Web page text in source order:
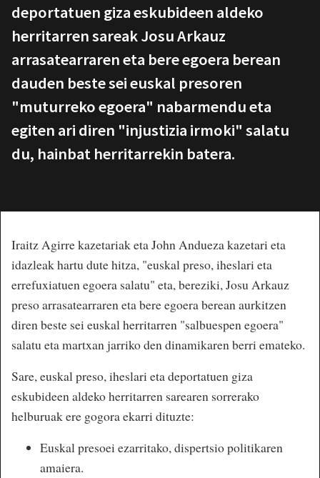
deportatuen giza eskubideen aldeko
herritarren sareak Josu Arkauz
arrasatearraren eta bere egoera berean
dauden beste sei euskal presoren
"muturreko egoera" nabarmendu eta
egiten ari diren "injustizia irmoki" salatu
du, hainbat herritarrekin batera.
Iraitz Agirre kazetariak eta John Andueza kazetari eta
idazleak hartu dute hitza, "euskal preso, iheslari eta
errefuxiatuen egoera salatu" eta, bereziki, Josu Arkauz
preso arrasatearraren eta bere egoera berean aurkitzen
diren beste sei euskal herritarren "salbuespen egoera"
salatu eta martxan jarriko den dinamikaren berri emateko.
Sare, euskal preso, iheslari eta deportatuen giza
eskubideen aldeko herritarren sarearen sorrerako
helburuak ere gogora ekarri dituzte:
Euskal presoei ezarritako, dispertsio politikaren
amaiera.